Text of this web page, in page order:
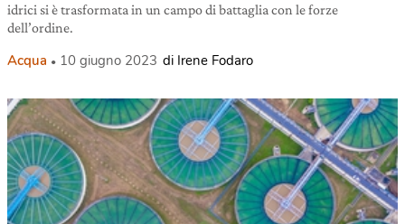
idrici si è trasformata in un campo di battaglia con le forze
dell’ordine.
Acqua 10 giugno 2023 di Irene Fodaro